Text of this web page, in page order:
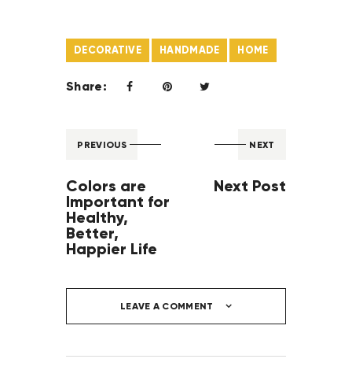
DECORATIVE HANDMADE HOME
Share:
PREVIOUS
Colors are
Important for
Healthy,
Better,
Happier Life
NEXT
Next Post
LEAVE A COMMENT